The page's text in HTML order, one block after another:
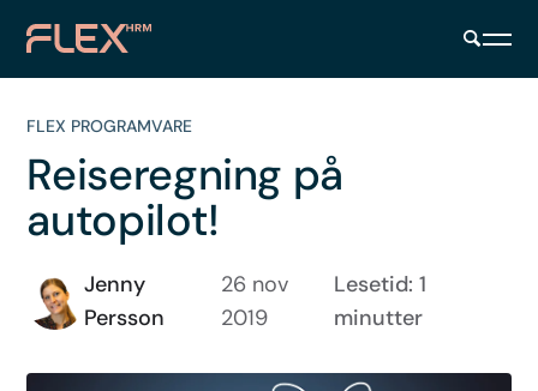
FLEX PROGRAMVARE
Reiseregning på
autopilot!
Jenny
Persson
26 nov
2019
Lesetid: 1
minutter